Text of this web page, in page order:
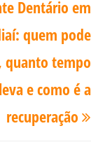
Dentário em
quem pode
quanto tempo
leva e como é a
recuperação